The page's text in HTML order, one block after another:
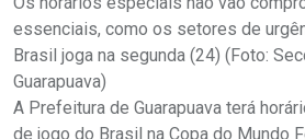
essenciais, como os setores de
Brasil joga na segunda (24) (Foto:
Guarapuava)
A Prefeitura de Guarapuava terá
de jogo do Brasil na Copa do Mundo